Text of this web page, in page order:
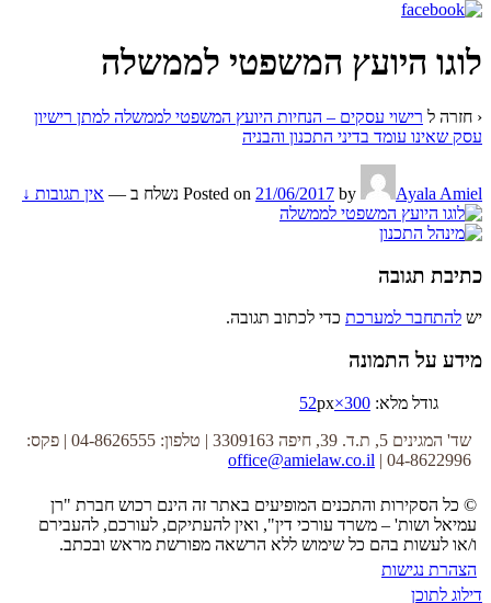
לוגו היועץ המשפטי לממשלה
‹ חזרה ל רישוי עסקים – הנחיות היועץ המשפטי לממשלה למתן רישיון
עסק שאינו עומד בדיני התכנון והבניה
Posted on 21/06/2017 by Ayala Amiel נשלח ב — אין תגובות ↓
כתיבת תגובה
יש להתחבר למערכת כדי לכתוב תגובה.
מידע על התמונה
גודל מלא: 300×52
px
שד' המגינים 5, ת.ד. 39, חיפה 3309163 | טלפון: 04-8626555 | פקס:
04-8622996 |
office@amielaw.co.il
© כל הסקירות והתכנים המופיעים באתר זה הינם רכוש חברת "רן
עמיאל ושות' – משרד עורכי דין", ואין להעתיקם, לעורכם, להעבירם
ו/או לעשות בהם כל שימוש ללא הרשאה מפורשת מראש ובכתב.
הצהרת נגישות
דילוג לתוכן